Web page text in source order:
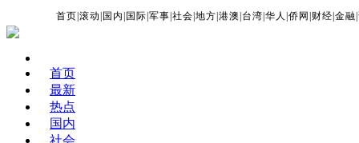
首页 |滚动 国内 国际 |军事 |社会 |地方 |港澳 台湾 |华人 |侨网 财经 |金融 |
首页
最新
热点
国内
社会